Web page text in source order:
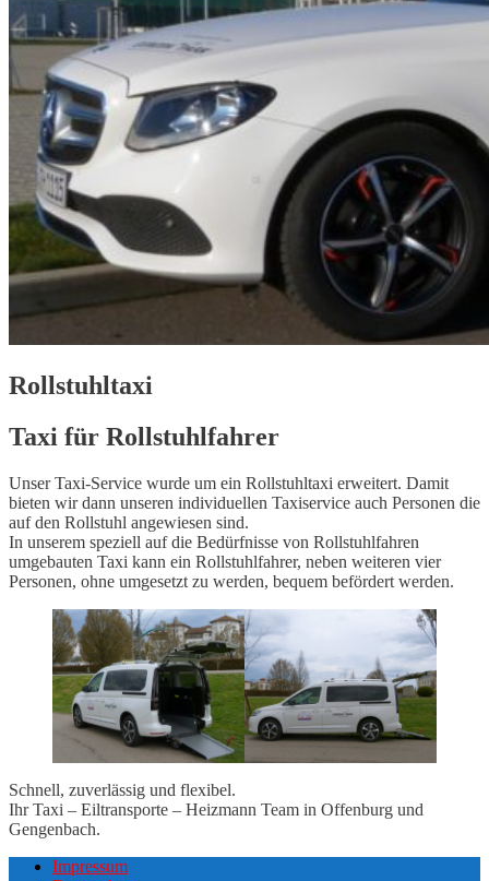
Rollstuhltaxi
Taxi für Rollstuhlfahrer
Unser Taxi-Service wurde um ein Rollstuhltaxi erweitert. Damit
bieten wir dann unseren individuellen Taxiservice auch Personen die
auf den Rollstuhl angewiesen sind.
In unserem speziell auf die Bedürfnisse von Rollstuhlfahren
umgebauten Taxi kann ein Rollstuhlfahrer, neben weiteren vier
Personen, ohne umgesetzt zu werden, bequem befördert werden.
Schnell, zuverlässig und flexibel.
Ihr Taxi – Eiltransporte – Heizmann Team in Offenburg und
Gengenbach.
Impressum